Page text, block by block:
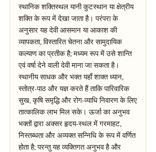
स्थानिक शक्तिस्थल यानी कुटस्थान या क्षेत्रीय
शक्ति के रूप में देखा जाता है। परंपरा के
अनुसार यह देवी आसमान या आकाश की
व्यापकता, विस्तारित चेतना और सामुदायिक
कल्याण का प्रतीक है; मध्यम रूप में उसे शान्ति
एवं वर्षा देने वाली देवी माना जा सकता है।
स्थानीय साधक और भक्त यहाँ शाक्त ध्यान,
स्तोत्र-पाठ और यज्ञ करते हैं ताकि पारिवारिक
सुख, कृषि समृद्धि और रोग-व्याधि निवारण के लिए
तात्कालिक लाभ मिल सके। ऊर्जा का अनुभव
भक्तों द्वारा अक्सर हृदय-स्थल में गरमाहट,
निस्तब्धता और अव्यक्त सन्निधि के रूप में वर्णित
होता है; परन्तु यह व्यक्तिगत अनुभव है और